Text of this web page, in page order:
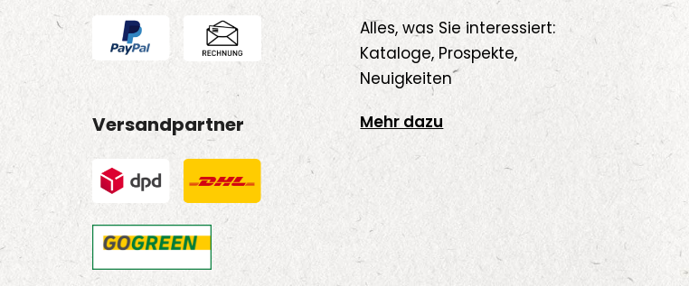
Produktseite
gewählt
werden
auf
der
Produktseite
gewählt
Versandpartner
Alles, was Sie interessiert:
Kataloge, Prospekte,
Neuigkeiten
Mehr dazu